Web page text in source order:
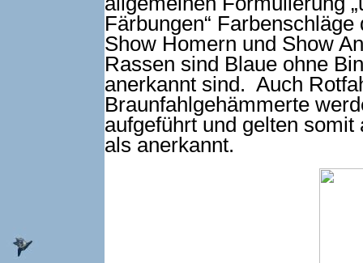
Färbungen“
Show Homern und Show
Rassen sind Blaue ohne
anerkannt sind. Auch
Braunfahlgehämmerte
aufgeführt und gelten
als anerkannt.